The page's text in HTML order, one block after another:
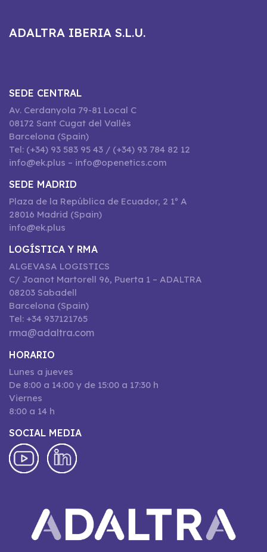
ADALTRA IBERIA S.L.U.
SEDE CENTRAL
Av. Cerdanyola 79-81 Local C
08172 Sant Cugat del Vallès
Barcelona (Spain)
Tel: (+34) 93 583 95 43 / (+34) 93 784 82 12
info@ek.plus – info@openetics.com
SEDE MADRID
Plaza de la República de Ecuador, 2 1º A
28016 Madrid (Spain)
info@ek.plus
LOGÍSTICA Y RMA
ALGEVASA LOGISTICS
C/ Joanot Martorell 96, Puerta 1 – ADALTRA
08203 Sabadell
Barcelona (Spain)
Tel: +34 937121765
rma@adaltra.com
HORARIO
Lunes a jueves
De 8:00 a 14:00 y de 15:00 a 17:30 h
Viernes
8:00 a 14 h
SOCIAL MEDIA